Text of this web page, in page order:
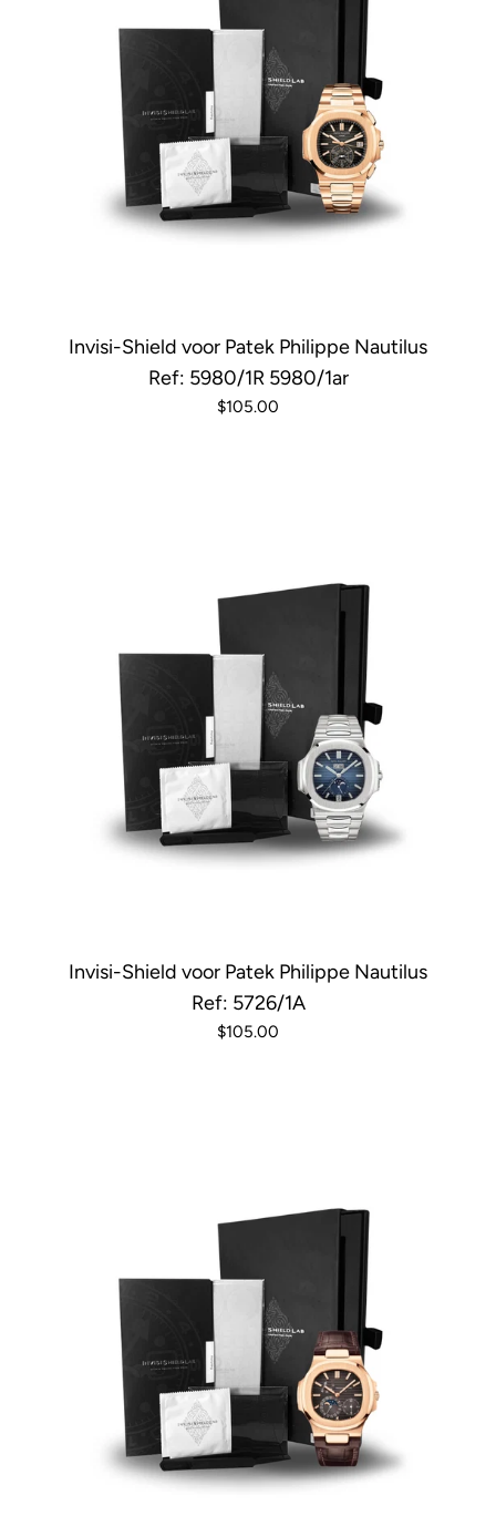
Invisi-Shield voor Patek Philippe Nautilus
Ref: 5980/1R 5980/1ar
$105.00
Invisi-Shield voor Patek Philippe Nautilus
Ref: 5726/1A
$105.00